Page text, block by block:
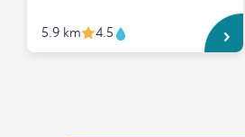
5.9 km 4.5